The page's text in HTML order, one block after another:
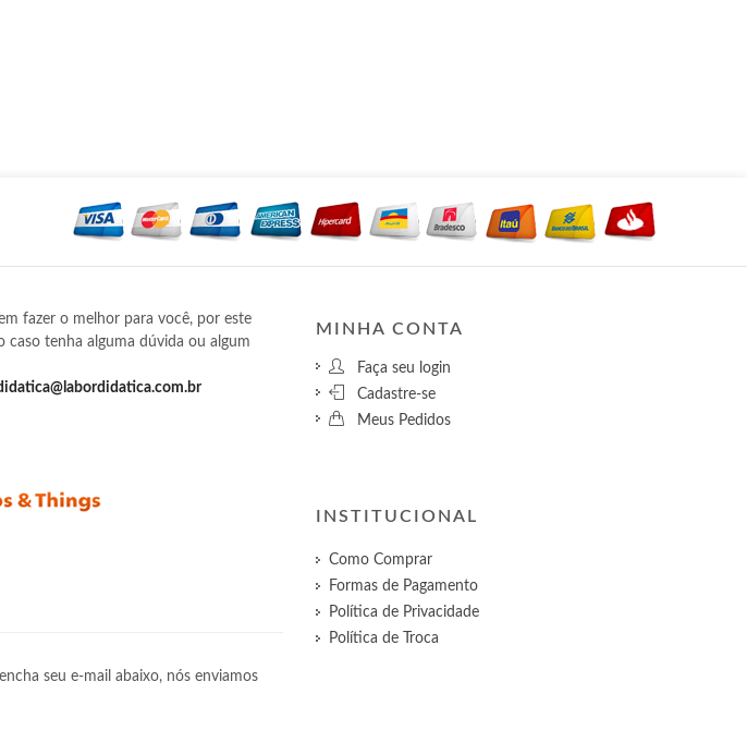
fazer o melhor para você, por este
tenha alguma dúvida ou algum
seu e-mail abaixo, nós enviamos
MINHA CONTA
Faça seu login
Cadastre-se
Meus Pedidos
INSTITUCIONAL
Como Comprar
Formas de Pagamento
Política de Privacidade
Política de Troca